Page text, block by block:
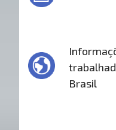
Brasil